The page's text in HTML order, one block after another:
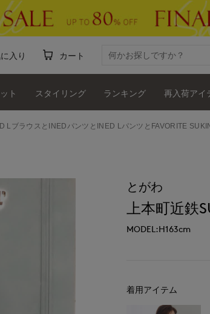
入り カート
ト スタイリング ランキング 再入荷アイ
LブラウスとINEDパンツとINED LパンツとFAVORITE
とがわ
上本町近鉄
MODEL:H163cm
着用アイテム